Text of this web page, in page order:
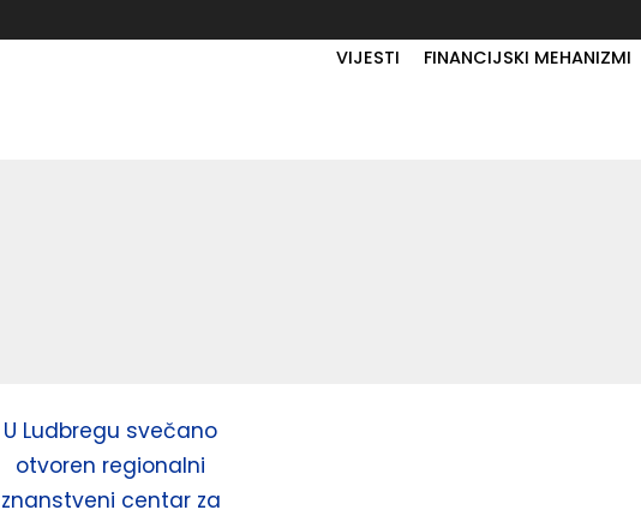
VIJESTI FINANCIJSKI MEHANIZMI
U Ludbregu svečano
otvoren regionalni
znanstveni centar za